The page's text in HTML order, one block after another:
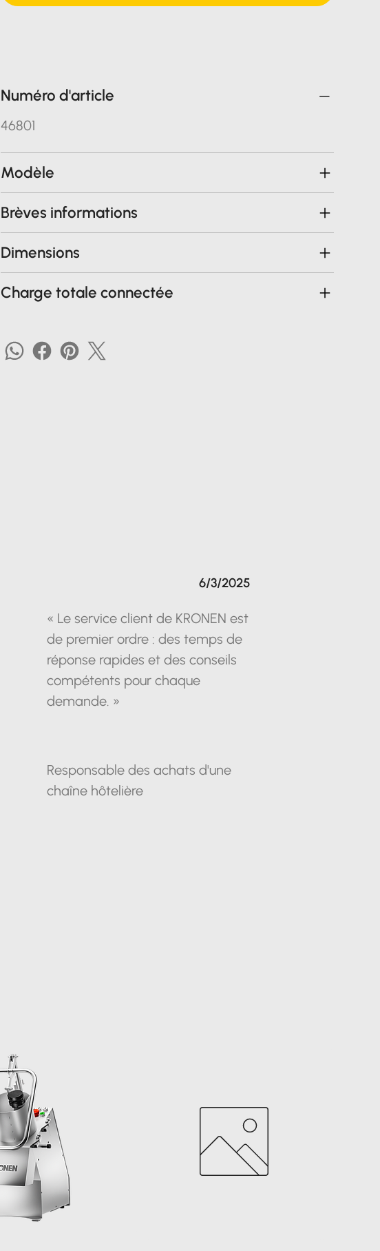
Numéro d'article
46801
Modèle
Brèves informations
Dimensions
Charge totale connectée
« Le service client de KRONEN est
de premier ordre : des temps de
réponse rapides et des conseils
compétents pour chaque
demande. »
Responsable des achats d'une
chaîne hôtelière
6/3/2025